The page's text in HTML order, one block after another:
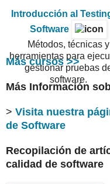
Introducción al
Software
Métodos, técnicas y
herramientas para
gestionar pruebas
software.
Más cursos >>
Más Información
> Visita nuestra
de Software
Recopilación de
calidad de software